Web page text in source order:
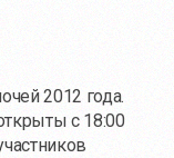
2012 года.
с 18:00